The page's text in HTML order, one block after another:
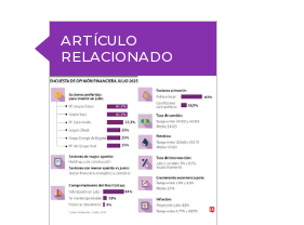
ARTÍCULO
RELACIONADO